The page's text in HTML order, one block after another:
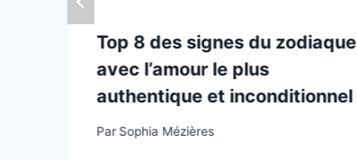
Top 8 des signes du zodiaque
avec l’amour le plus
authentique et inconditionnel
Par Sophia Mézières